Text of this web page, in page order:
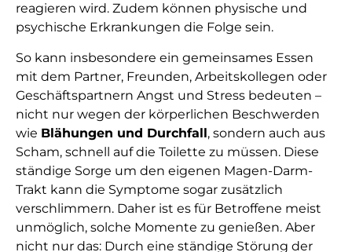
reagieren wird. Zudem können physische und
psychische Erkrankungen die Folge sein.
So kann insbesondere ein gemeinsames Essen
mit dem Partner, Freunden, Arbeitskollegen oder
Geschäftspartnern Angst und Stress bedeuten –
nicht nur wegen der körperlichen Beschwerden
wie Blähungen und Durchfall, sondern auch aus
Scham, schnell auf die Toilette zu müssen. Diese
ständige Sorge um den eigenen Magen-Darm-
Trakt kann die Symptome sogar zusätzlich
verschlimmern. Daher ist es für Betroffene meist
unmöglich, solche Momente zu genießen. Aber
nicht nur das: Durch eine ständige Störung der